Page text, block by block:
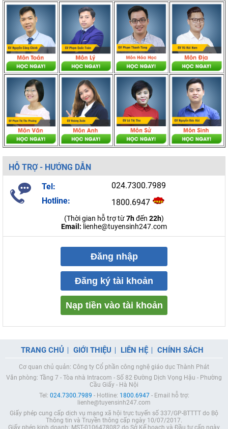
HỖ TRỢ - HƯỚNG DẪN
Tel:
024.7300.7989
Hotline:
1800.6947
(Thời gian hỗ trợ từ7hđến 22h)
Email: lienhe@tuyensinh247.com
Đăng nhập
Đăng ký tài khoản
Nạp tiền vào tài khoản
TRANG CHỦ GIỚI THIỆU LIÊN HỆ CHÍNH SÁCH
Cơ quan chủ quản: Công ty Cổ phần công nghệ giáo dục Thành Phát
Văn phòng: Tầng 7 - Tòa nhà Intracom - Số 82 Đường Dịch Vọng Hậu - Phường
Cầu Giấy - Hà Nội
Tel: 024.7300.7989 - Hotline: 1800.6947- Email hỗ trợ:
lienhe@tuyensinh247.com
Giấy phép cung cấp dịch vụ mạng xã hội trực tuyến số 337/GP-BTTTT do Bộ
Thông tin và Truyền thông cấp ngày 10/07/2017.